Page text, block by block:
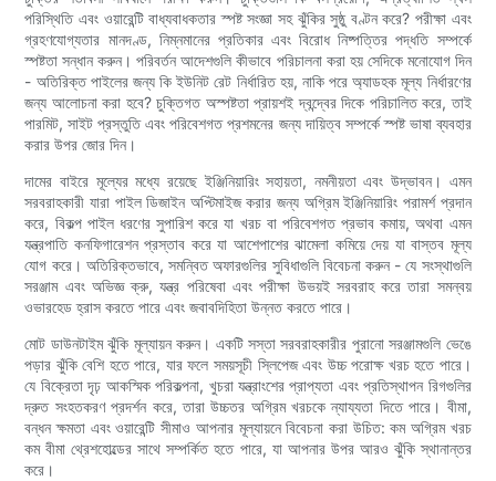
পরিস্থিতি এবং ওয়ারেন্টি বাধ্যবাধকতার স্পষ্ট সংজ্ঞা সহ ঝুঁকির সুষ্ঠু বণ্টন করে? পরীক্ষা এবং
গ্রহণযোগ্যতার মানদণ্ড, নিম্নমানের প্রতিকার এবং বিরোধ নিষ্পত্তির পদ্ধতি সম্পর্কে
স্পষ্টতা সন্ধান করুন। পরিবর্তন আদেশগুলি কীভাবে পরিচালনা করা হয় সেদিকে মনোযোগ দিন
- অতিরিক্ত পাইলের জন্য কি ইউনিট রেট নির্ধারিত হয়, নাকি পরে অ্যাডহক মূল্য নির্ধারণের
জন্য আলোচনা করা হবে? চুক্তিগত অস্পষ্টতা প্রায়শই দ্বন্দ্বের দিকে পরিচালিত করে, তাই
পারমিট, সাইট প্রস্তুতি এবং পরিবেশগত প্রশমনের জন্য দায়িত্ব সম্পর্কে স্পষ্ট ভাষা ব্যবহার
করার উপর জোর দিন।
দামের বাইরে মূল্যের মধ্যে রয়েছে ইঞ্জিনিয়ারিং সহায়তা, নমনীয়তা এবং উদ্ভাবন। এমন
সরবরাহকারী যারা পাইল ডিজাইন অপ্টিমাইজ করার জন্য অগ্রিম ইঞ্জিনিয়ারিং পরামর্শ প্রদান
করে, বিকল্প পাইল ধরণের সুপারিশ করে যা খরচ বা পরিবেশগত প্রভাব কমায়, অথবা এমন
যন্ত্রপাতি কনফিগারেশন প্রস্তাব করে যা আশেপাশের ঝামেলা কমিয়ে দেয় যা বাস্তব মূল্য
যোগ করে। অতিরিক্তভাবে, সমন্বিত অফারগুলির সুবিধাগুলি বিবেচনা করুন - যে সংস্থাগুলি
সরঞ্জাম এবং অভিজ্ঞ ক্রু, যন্ত্র পরিষেবা এবং পরীক্ষা উভয়ই সরবরাহ করে তারা সমন্বয়
ওভারহেড হ্রাস করতে পারে এবং জবাবদিহিতা উন্নত করতে পারে।
মোট ডাউনটাইম ঝুঁকি মূল্যায়ন করুন। একটি সস্তা সরবরাহকারীর পুরানো সরঞ্জামগুলি ভেঙে
পড়ার ঝুঁকি বেশি হতে পারে, যার ফলে সময়সূচী স্লিপেজ এবং উচ্চ পরোক্ষ খরচ হতে পারে।
যে বিক্রেতা দৃঢ় আকস্মিক পরিকল্পনা, খুচরা যন্ত্রাংশের প্রাপ্যতা এবং প্রতিস্থাপন রিগগুলির
দ্রুত সংহতকরণ প্রদর্শন করে, তারা উচ্চতর অগ্রিম খরচকে ন্যায্যতা দিতে পারে। বীমা,
বন্ধন ক্ষমতা এবং ওয়ারেন্টি সীমাও আপনার মূল্যায়নে বিবেচনা করা উচিত: কম অগ্রিম খরচ
কম বীমা থ্রেশহোল্ডের সাথে সম্পর্কিত হতে পারে, যা আপনার উপর আরও ঝুঁকি স্থানান্তর
করে।